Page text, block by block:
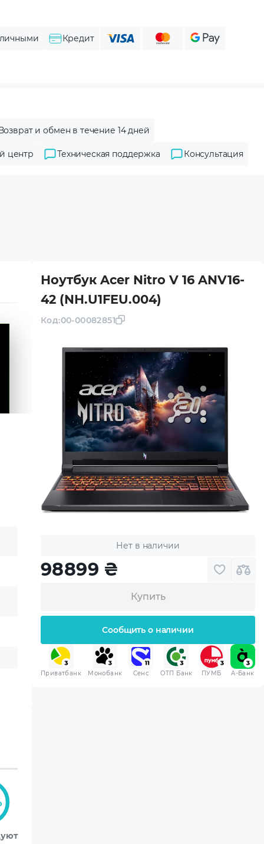
Кредит
и обмен в течение 14 дней
центр Техническая поддержка Консультация
Ноутбук Acer Nitro V 16 ANV16-
42 (NH.U1FEU.004)
Код:00-00082851
Нет в наличии
98899 ₴
Купить
Сообщить о наличии
Приватбанк Монобанк Сенс ОТП Банк ПУМБ A-Банк